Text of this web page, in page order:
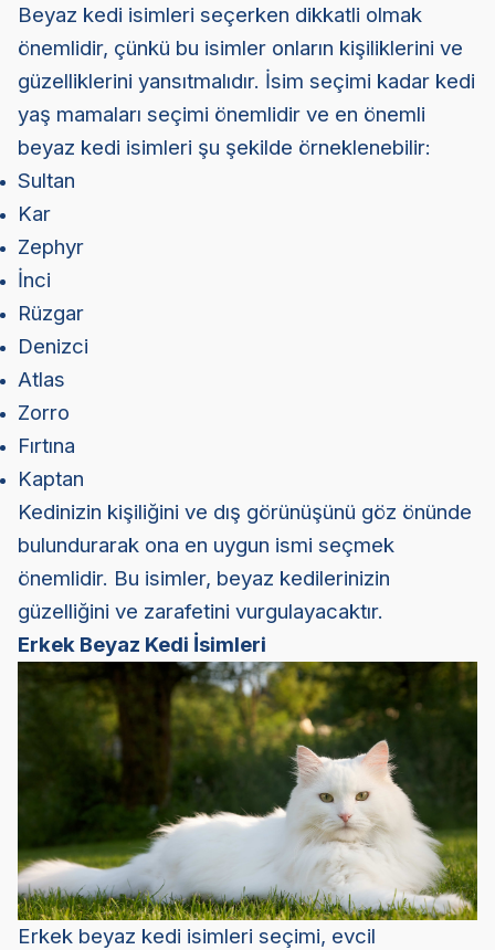
Beyaz kedi isimleri seçerken dikkatli olmak
önemlidir, çünkü bu isimler onların kişiliklerini ve
güzelliklerini yansıtmalıdır. İsim seçimi kadar kedi
yaş mamaları seçimi önemlidir ve en önemli
beyaz kedi isimleri şu şekilde örneklenebilir:
Sultan
Kar
Zephyr
İnci
Rüzgar
Denizci
Atlas
Zorro
Fırtına
Kaptan
Kedinizin kişiliğini ve dış görünüşünü göz önünde
bulundurarak ona en uygun ismi seçmek
önemlidir. Bu isimler, beyaz kedilerinizin
güzelliğini ve zarafetini vurgulayacaktır.
Erkek Beyaz Kedi İsimleri
Erkek beyaz kedi isimleri seçimi, evcil